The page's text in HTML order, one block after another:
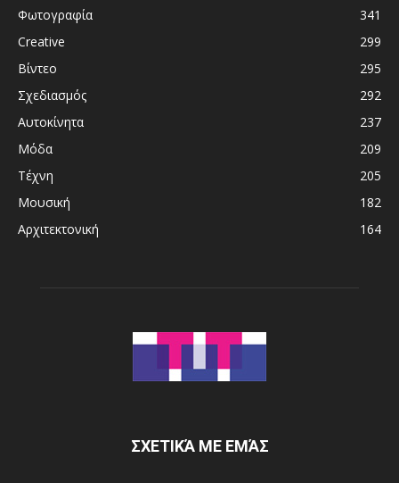
Φωτογραφία
341
Creative
299
Βίντεο
295
Σχεδιασμός
292
Αυτοκίνητα
237
Μόδα
209
Τέχνη
205
Μουσική
182
Αρχιτεκτονική
164
ΣΧΕΤΙΚΆ ΜΕ ΕΜΆΣ